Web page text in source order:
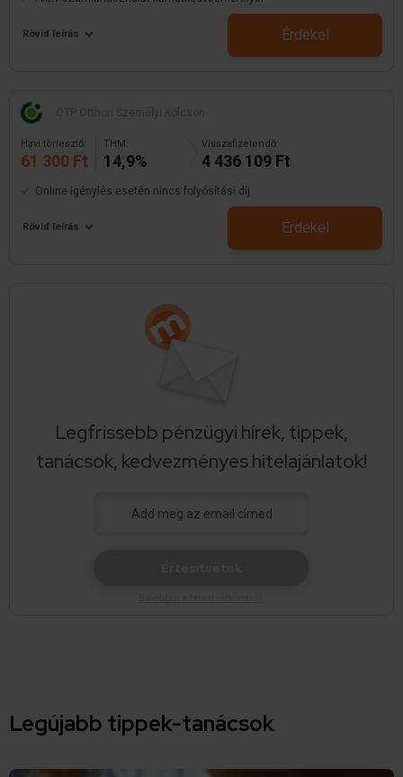
Rövid leírás Érdekel
Havi törlesztő:
61 300 Ft
THM:
14,9%
Visszafizetendő:
4 436 109 Ft
Online igénylés esetén nincs folyósítási díj
Rövid leírás Érdekel
Legfrissebb pénzügyi hírek, tippek,
tanácsok, kedvezményes hitelajánlatok!
Legújabb tippek-tanácsok